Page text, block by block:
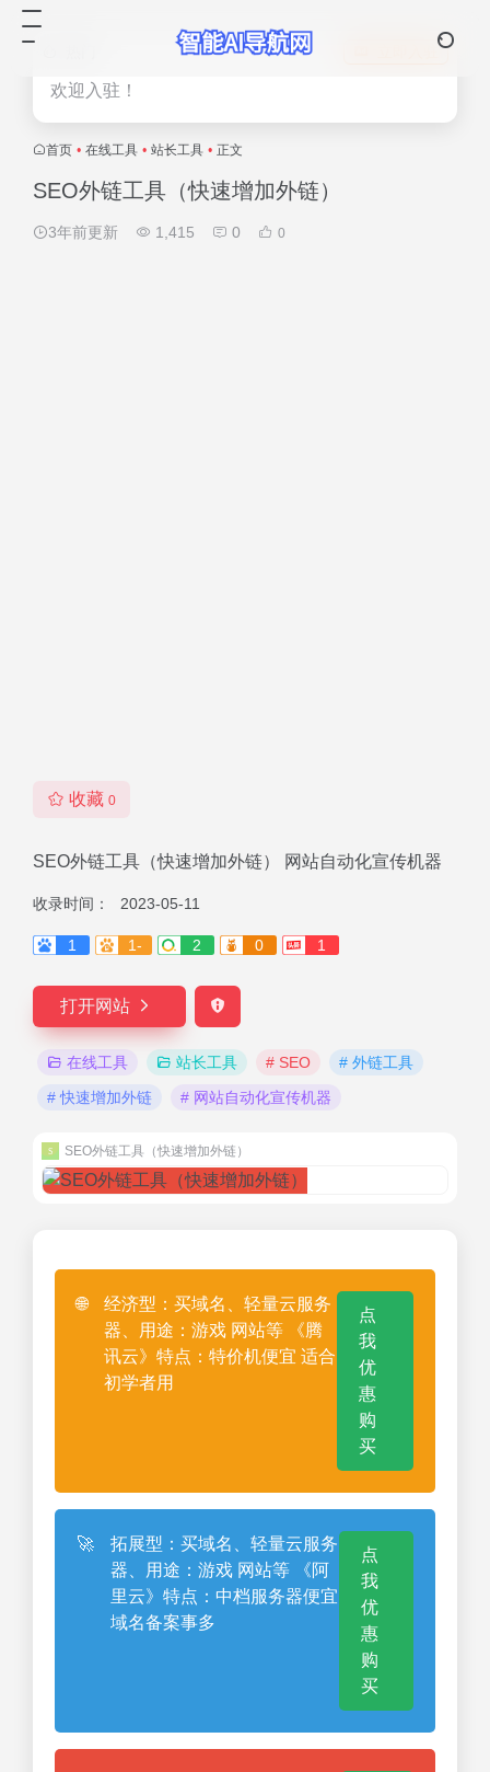
欢迎入驻！
首页 • 在线工具 • 站长工具 • 正文
SEO外链工具（快速增加外链）
3年前更新 1,415 0 0
收藏 0
SEO外链工具（快速增加外链） 网站自动化宣传机器
收录时间： 2023-05-11
1 1- 2 0 1
打开网站
在线工具 站长工具 # SEO
# 外链工具
# 快速增加外链
# 网站自动化宣传机器
SEO外链工具（快速增加外链）
🌐
经济型：买域名、轻量云服务
器、用途：游戏 网站等 《腾
讯云》特点：特价机便宜 适合
初学者用
点
我
优
惠
购
买
🚀
拓展型：买域名、轻量云服务
器、用途：游戏 网站等 《阿
里云》特点：中档服务器便宜
域名备案事多
点
我
优
惠
购
买